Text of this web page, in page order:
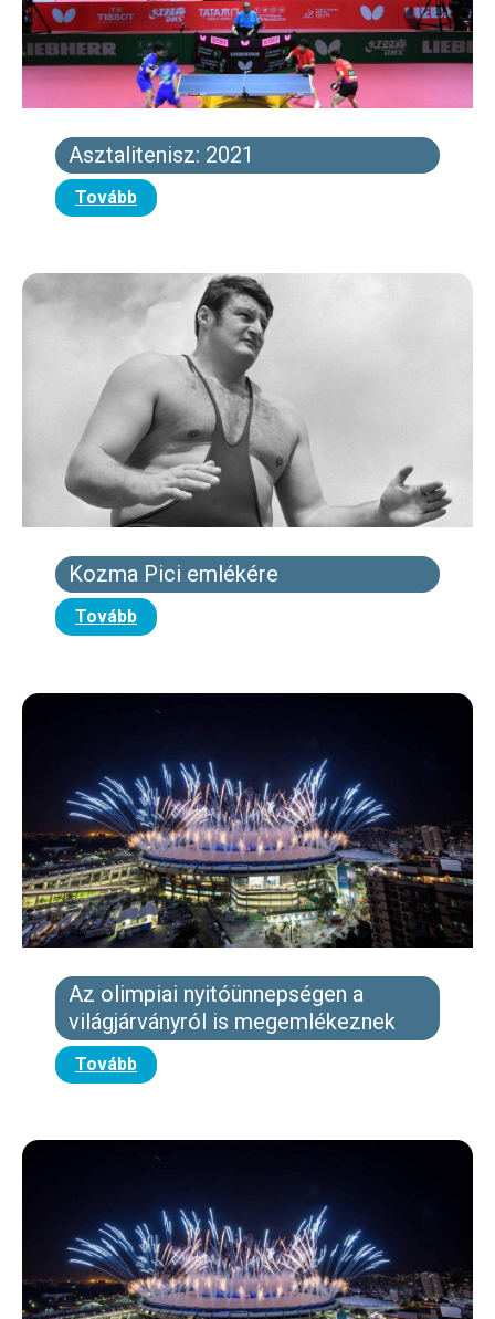
Asztalitenisz: 2021
Tovább
Kozma Pici emlékére
Tovább
Az olimpiai nyitóünnepségen a
világjárványról is megemlékeznek
Tovább